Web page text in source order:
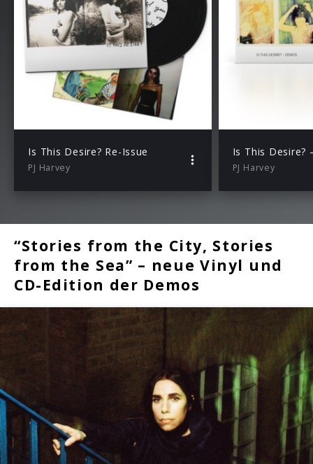
Is This Desire? Re-Issue
PJ Harvey
Is This Desire?
PJ Harvey
“Stories from the City, Stories
from the Sea” – neue Vinyl und
CD-Edition der Demos